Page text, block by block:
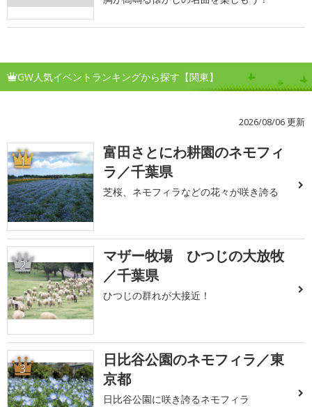
GW人気イベントランキングから探す【関東】
2026/08/06 更新
1
富田さとにわ耕園のネモフィ
ラ／千葉県
芝桜、ネモフィラなどの花々が咲き誇る
2
マザー牧場 ひつじの大放牧
／千葉県
ひつじの群れが大接近！
3
日比谷公園のネモフィラ／東
京都
日比谷公園に咲き誇るネモフィラ